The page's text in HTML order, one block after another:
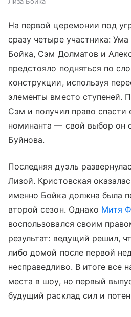
На первой церемонии под
сразу четыре участника:
Бойка, Сэм Долматов и
предстояло подняться по
конструкции, используя
элементы вместо ступеней.
Сэм и получил право спасти
номинанта — свой выбор он
Буйнова.
Последняя дуэль
Лизой. Кристовская
именно Бойка должна была
второй сезон. Однако Митя
воспользовался своим
результат: ведущий решил,
либо домой после первой
несправедливо. В итоге все
места в шоу, но первый
будущий расклад сил и